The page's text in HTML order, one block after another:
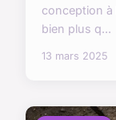
conception à
bien plus q...
13 mars 2025